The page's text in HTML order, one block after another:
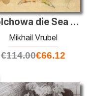
Wolchowa die Sea Princess (Kostüme für die Oper "Sadko")
Mikhail Vrubel
€114.00€66.12